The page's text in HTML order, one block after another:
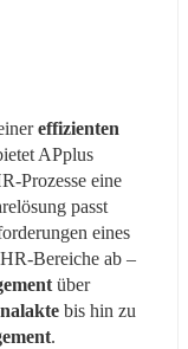
effizienten
APplus
Prozesse eine
passt
eines
Bereiche ab –
über
.